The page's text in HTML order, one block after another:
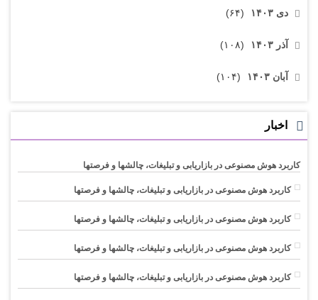
دی ۱۴۰۳ (۶۴)
آذر ۱۴۰۳ (۱۰۸)
آبان ۱۴۰۳ (۱۰۴)
اخبار
کاربرد هوش مصنوعی در بازاریابی و تبلیغات، چالشها و فرصتها
کاربرد هوش مصنوعی در بازاریابی و تبلیغات، چالشها و فرصتها
کاربرد هوش مصنوعی در بازاریابی و تبلیغات، چالشها و فرصتها
کاربرد هوش مصنوعی در بازاریابی و تبلیغات، چالشها و فرصتها
کاربرد هوش مصنوعی در بازاریابی و تبلیغات، چالشها و فرصتها